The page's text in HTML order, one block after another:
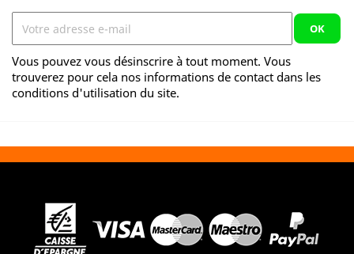
Vous pouvez vous désinscrire à tout moment. Vous
trouverez pour cela nos informations de contact dans les
conditions d'utilisation du site.